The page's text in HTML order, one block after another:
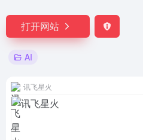
打开网站
AI
讯飞星火